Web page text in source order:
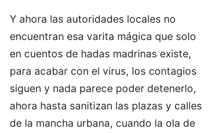
Y ahora las autoridades locales no
encuentran esa varita mágica que solo
en cuentos de hadas madrinas existe,
para acabar con el virus, los contagios
siguen y nada parece poder detenerlo,
ahora hasta sanitizan las plazas y calles
de la mancha urbana, cuando la ola de